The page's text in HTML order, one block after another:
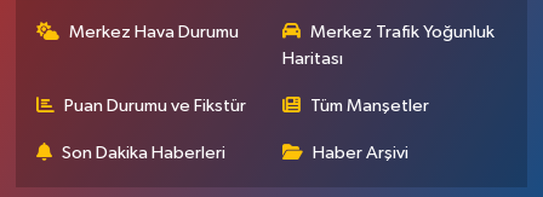
Merkez Hava Durumu
Merkez Trafik Yoğunluk
Haritası
Puan Durumu ve Fikstür Tüm Manşetler
Son Dakika Haberleri Haber Arşivi